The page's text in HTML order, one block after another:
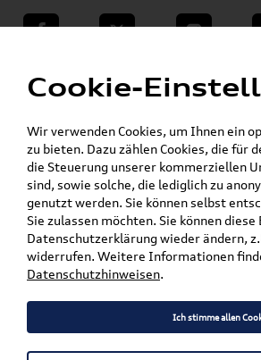
teilen Twitter Instagram
VW Shop - VW Originalteile
Audi Produkte » Audi
Sport & Design » Schriftzüge
»
Original Audi Ringe in
für das Heck 4M0071802
Original Audi Ringe
Schwarz Q7/SQ7
das Heck
Cookie-
Wir verwenden Cookies, um Ihnen ein
zu bieten. Dazu zählen Cookies, die für
die Steuerung unserer kommerziellen
sind, sowie solche, die lediglich zu
genutzt werden. Sie können selbst
Sie zulassen möchten. Sie können
Datenschutzerklärung wieder ändern,
widerrufen. Weitere Informationen
Datenschutzhinweisen.
Ich stimme allen